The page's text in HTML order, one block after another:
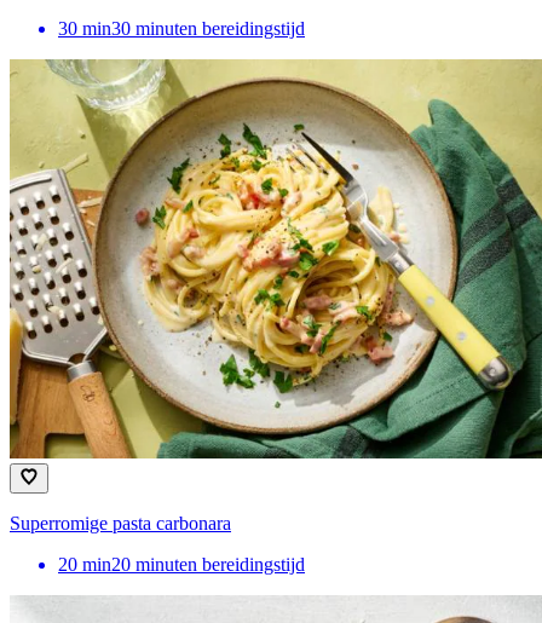
30 min30 minuten bereidingstijd
Superromige pasta carbonara
20 min20 minuten bereidingstijd